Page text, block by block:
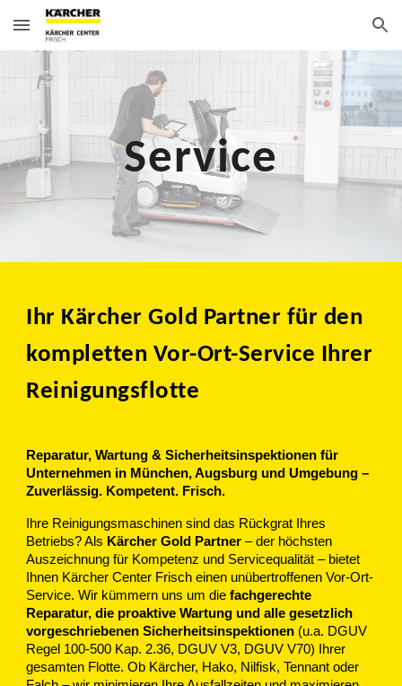
Skip to main content Skip to navigation
Service
Ihr Kärcher Gold Partner für den
kompletten Vor-Ort-Service Ihrer
Reinigungsflotte
Reparatur, Wartung & Sicherheitsinspektionen für
Unternehmen in München, Augsburg und Umgebung –
Zuverlässig. Kompetent. Frisch.
Ihre Reinigungsmaschinen sind das Rückgrat Ihres
Betriebs? Als Kärcher Gold Partner – der höchsten
Auszeichnung für Kompetenz und Servicequalität – bietet
Ihnen Kärcher Center Frisch einen unübertroffenen Vor-Ort-
Service. Wir kümmern uns um diefachgerechte
Reparatur, die proaktive Wartung und alle gesetzlich
vorgeschriebenen Sicherheitsinspektionen (u.a. DGUV
Regel 100-500 Kap. 2.36, DGUV V3, DGUV V70) Ihrer
gesamten Flotte. Ob Kärcher, Hako, Nilfisk, Tennant oder